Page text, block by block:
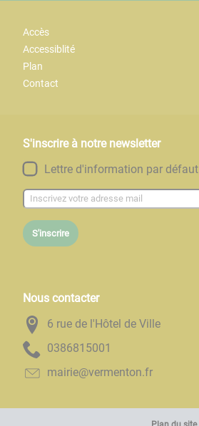
Accès
Accessiblité
Plan
Contact
S'inscrire à notre newsletter
Lettre d'information par défaut
S'inscrire
Nous contacter
6 rue de l'Hôtel de Ville
1005186830
rf.notnemrev@eiriam